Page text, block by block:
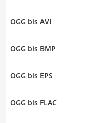
OGG bis AVI
OGG bis BMP
OGG bis EPS
OGG bis FLAC